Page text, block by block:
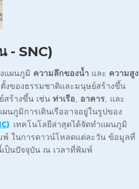
- SNC)
แผนภูมิ ความลึกของน้ำ และ ความสูง
งของธรรมชาติและมนุษย์สร้างขึ้น
สร้างขึ้น เช่น ท่าเรือ อาคาร , และ
นภูมิการเดินเรืออาจอยู่ในรูปของ
. เทคโนโลยีล่าสุดได้จัดทำแผนภูมิ
ในการดาวน์โหลดแต่ละวัน ข้อมูลที่
ป็นปัจจุบัน ณ เวลาที่พิมพ์